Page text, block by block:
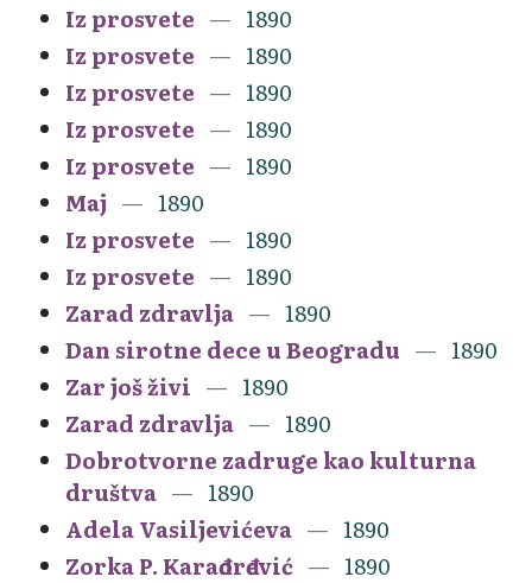
Iz prosvete
1890
Iz prosvete
1890
Iz prosvete
1890
Iz prosvete
1890
Iz prosvete
1890
Maj
1890
Iz prosvete
1890
Iz prosvete
1890
Zarad zdravlja
1890
Dan sirotne dece u Beogradu
1890
Zar još živi
1890
Zarad zdravlja
1890
Dobrotvorne zadruge kao kulturna
društva
1890
Adela Vasiljevićeva
1890
Zorka P. Karađorđević
1890